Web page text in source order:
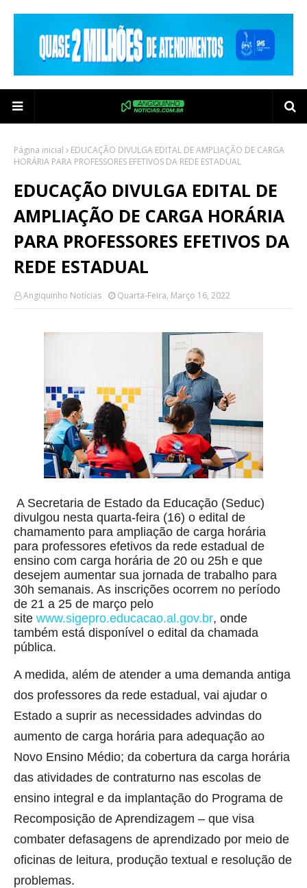
Página inicial
EDUCAÇÃO DIVULGA EDITAL DE AMPLIAÇÃO DE CARGA
HORÁRIA PARA PROFESSORES EFETIVOS DA REDE ESTADUAL
EDUCAÇÃO DIVULGA EDITAL DE
AMPLIAÇÃO DE CARGA HORÁRIA
PARA PROFESSORES EFETIVOS DA
REDE ESTADUAL
Angiquinho Notícias Quarta-Feira, Março 16, 2022
A Secretaria de Estado da Educação (Seduc)
divulgou nesta quarta-feira (16) o edital de
chamamento para ampliação de carga horária
para professores efetivos da rede estadual de
ensino com carga horária de 20 ou 25h e que
desejem aumentar sua jornada de trabalho para
30h semanais. As inscrições ocorrem no período
de 21 a 25 de março pelo
site www.sigepro.educacao.al.gov.br, onde
também está disponível o edital da chamada
pública.
A medida, além de atender a uma demanda antiga
dos professores da rede estadual, vai ajudar o
Estado a suprir as necessidades advindas do
aumento de carga horária para adequação ao
Novo Ensino Médio; da cobertura da carga horária
das atividades de contraturno nas escolas de
ensino integral e da implantação do Programa de
Recomposição de Aprendizagem – que visa
combater defasagens de aprendizado por meio de
oficinas de leitura, produção textual e resolução de
problemas.